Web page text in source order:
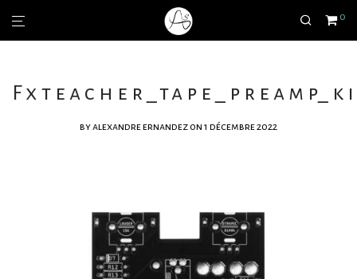
0
byalexandre ernandez on 1 décembre 2022